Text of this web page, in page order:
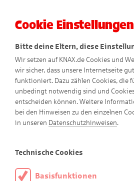
Ausgetrickst!
Cookie Einstellungen
Bitte deine Eltern, diese
Wir setzen auf KNAX.de Cookies und
wir sicher, dass unsere Internetseite
funktioniert. Dazu zählen Cookies, die
unbedingt notwendig sind und
entscheiden können. Weitere
bei den Hinweisen zu den einzelnen
in unseren Datenschutzhinweisen.
Technische Cookies
Basisfunktionen